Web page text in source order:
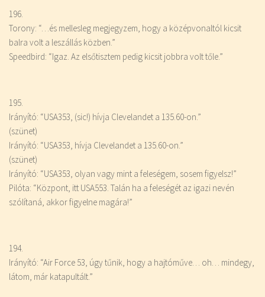
196.
Torony: “…és mellesleg megjegyzem, hogy a középvonaltól kicsit
balra volt a leszállás közben.”
Speedbird: “Igaz. Az elsőtisztem pedig kicsit jobbra volt tőle.”
195.
Irányító: “USA353, (sic!) hívja Clevelandet a 135.60-on.”
(szünet)
Irányító: “USA353, hívja Clevelandet a 135.60-on.”
(szünet)
Irányító: “USA353, olyan vagy mint a feleségem, sosem figyelsz!”
Pilóta: “Központ, itt USA553. Talán ha a feleségét az igazi nevén
szólítaná, akkor figyelne magára!”
194.
Irányító: “Air Force 53, úgy tűnik, hogy a hajtóműve… oh… mindegy,
látom, már katapultált.”